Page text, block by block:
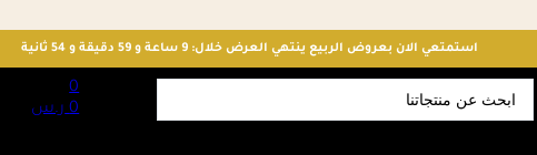
استمتعي الان بعروض الربيع ينتهي العرض خلال: 9 ساعة و 59 دقيقة و 53 ثانية
0
0 ر.س